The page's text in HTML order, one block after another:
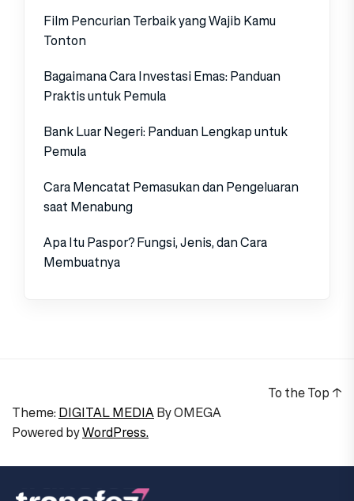
Film Pencurian Terbaik yang Wajib Kamu
Tonton
Bagaimana Cara Investasi Emas: Panduan
Praktis untuk Pemula
Bank Luar Negeri: Panduan Lengkap untuk
Pemula
Cara Mencatat Pemasukan dan Pengeluaran
saat Menabung
Apa Itu Paspor? Fungsi, Jenis, dan Cara
Membuatnya
Theme: DIGITAL MEDIAByOMEGA
Powered byWordPress.
To the Top ↑